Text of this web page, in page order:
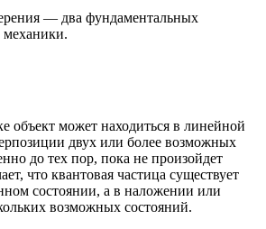
— два фундаментальных
объект может находиться в линейной
двух или более возможных
до тех пор, пока не произойдет
что квантовая частица существует
состоянии, а в наложении или
возможных состояний.